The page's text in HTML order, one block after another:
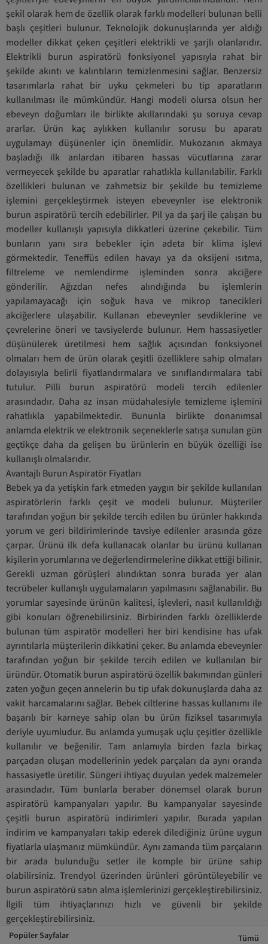
şekil olarak hem de özellik olarak farklı modelleri bulunan belli
başlı çeşitleri bulunur. Teknolojik dokunuşlarında yer aldığı
modeller dikkat çeken çeşitleri elektrikli ve şarjlı olanlarıdır.
Elektrikli burun aspiratörü fonksiyonel yapısıyla rahat bir
şekilde akıntı ve kalıntıların temizlenmesini sağlar. Benzersiz
tasarımlarla rahat bir uyku çekmeleri bu tip aparatların
kullanılması ile mümkündür. Hangi modeli olursa olsun her
ebeveyn doğumları ile birlikte akıllarındaki şu soruya cevap
ararlar. Ürün kaç aylıkken kullanılır sorusu bu aparatı
uygulamayı düşünenler için önemlidir. Mukozanın akmaya
başladığı ilk anlardan itibaren hassas vücutlarına zarar
vermeyecek şekilde bu aparatlar rahatlıkla kullanılabilir. Farklı
özellikleri bulunan ve zahmetsiz bir şekilde bu temizleme
işlemini gerçekleştirmek isteyen ebeveynler ise elektronik
burun aspiratörü tercih edebilirler. Pil ya da şarj ile çalışan bu
modeller kullanışlı yapısıyla dikkatleri üzerine çekebilir. Tüm
bunların yanı sıra bebekler için adeta bir klima işlevi
görmektedir. Teneffüs edilen havayı ya da oksijeni ısıtma,
filtreleme ve nemlendirme işleminden sonra akciğere
gönderilir. Ağızdan nefes alındığında bu işlemlerin
yapılamayacağı için soğuk hava ve mikrop tanecikleri
akciğerlere ulaşabilir. Kullanan ebeveynler sevdiklerine ve
çevrelerine öneri ve tavsiyelerde bulunur. Hem hassasiyetler
düşünülerek üretilmesi hem sağlık açısından fonksiyonel
olmaları hem de ürün olarak çeşitli özelliklere sahip olmaları
dolayısıyla belirli fiyatlandırmalara ve sınıflandırmalara tabi
tutulur. Pilli burun aspiratörü modeli tercih edilenler
arasındadır. Daha az insan müdahalesiyle temizleme işlemini
rahatlıkla yapabilmektedir. Bununla birlikte donanımsal
anlamda elektrik ve elektronik seçeneklerle satışa sunulan gün
geçtikçe daha da gelişen bu ürünlerin en büyük özelliği ise
kullanışlı olmalarıdır.
Avantajlı Burun Aspiratör Fiyatları
Bebek ya da yetişkin fark etmeden yaygın bir şekilde kullanılan
aspiratörlerin farklı çeşit ve modeli bulunur. Müşteriler
tarafından yoğun bir şekilde tercih edilen bu ürünler hakkında
yorum ve geri bildirimlerinde tavsiye edilenler arasında göze
çarpar. Ürünü ilk defa kullanacak olanlar bu ürünü kullanan
kişilerin yorumlarına ve değerlendirmelerine dikkat ettiği bilinir.
Gerekli uzman görüşleri alındıktan sonra burada yer alan
tecrübeler kullanışlı uygulamaların yapılmasını sağlanabilir. Bu
yorumlar sayesinde ürünün kalitesi, işlevleri, nasıl kullanıldığı
gibi konuları öğrenebilirsiniz. Birbirinden farklı özelliklerde
bulunan tüm aspiratör modelleri her biri kendisine has ufak
ayrıntılarla müşterilerin dikkatini çeker. Bu anlamda ebeveynler
tarafından yoğun bir şekilde tercih edilen ve kullanılan bir
üründür. Otomatik burun aspiratörü özellik bakımından günleri
zaten yoğun geçen annelerin bu tip ufak dokunuşlarda daha az
vakit harcamalarını sağlar. Bebek ciltlerine hassas kullanımı ile
başarılı bir karneye sahip olan bu ürün fiziksel tasarımıyla
deriyle uyumludur. Bu anlamda yumuşak uçlu çeşitler özellikle
kullanılır ve beğenilir. Tam anlamıyla birden fazla birkaç
parçadan oluşan modellerinin yedek parçaları da aynı oranda
hassasiyetle üretilir. Süngeri ihtiyaç duyulan yedek malzemeler
arasındadır. Tüm bunlarla beraber dönemsel olarak burun
aspiratörü kampanyaları yapılır. Bu kampanyalar sayesinde
çeşitli burun aspiratörü indirimleri yapılır. Burada yapılan
indirim ve kampanyaları takip ederek dilediğiniz ürüne uygun
fiyatlarla ulaşmanız mümkündür. Aynı zamanda tüm parçaların
bir arada bulunduğu setler ile komple bir ürüne sahip
olabilirsiniz. Trendyol üzerinden ürünleri görüntüleyebilir ve
burun aspiratörü satın alma işlemlerinizi gerçekleştirebilirsiniz.
İlgili tüm ihtiyaçlarınızı hızlı ve güvenli bir şekilde
gerçekleştirebilirsiniz.
Popüler Sayfalar Tümü